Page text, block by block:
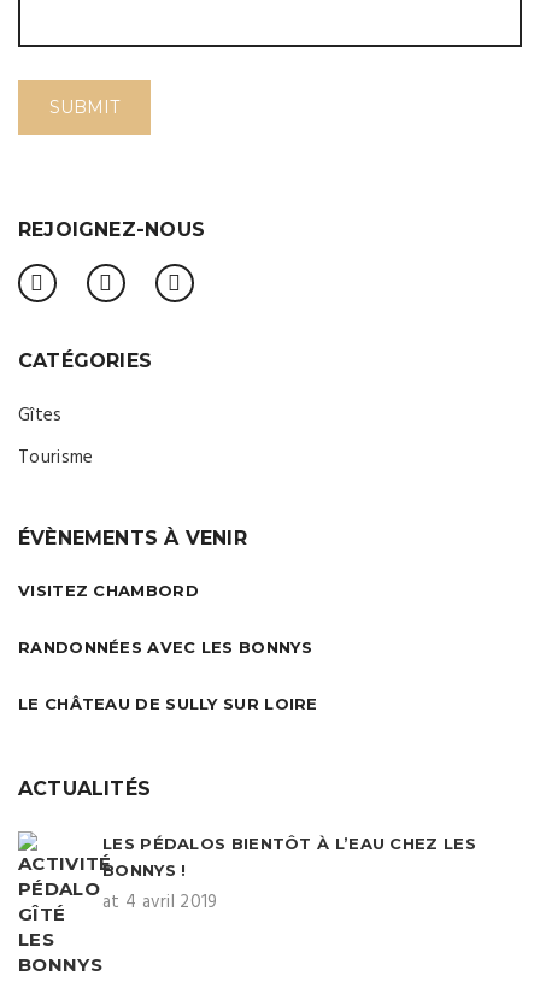
REJOIGNEZ-NOUS
CATÉGORIES
Gîtes
Tourisme
ÉVÈNEMENTS À VENIR
VISITEZ CHAMBORD
RANDONNÉES AVEC LES BONNYS
LE CHÂTEAU DE SULLY SUR LOIRE
ACTUALITÉS
LES PÉDALOS BIENTÔT À L’EAU CHEZ LES
BONNYS !
at 4 avril 2019